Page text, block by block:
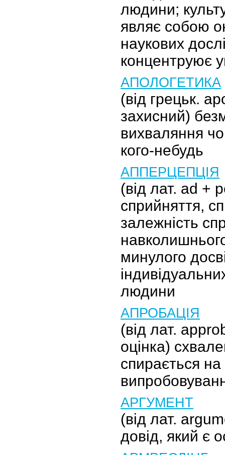
людини;
являє собою
наукових
концентруює
АПОЛОГЕТИКА
(від грецьк.
захисний)
вихваляння
кого-небудь
АППЕРЦЕПЦІЯ
(від лат. ad +
сприйняття,
залежність
минулого
людини
АПРОБАЦІЯ
(від лат.
оцінка)
спирається на
АРГУМЕНТ
(від лат.
довід, який є